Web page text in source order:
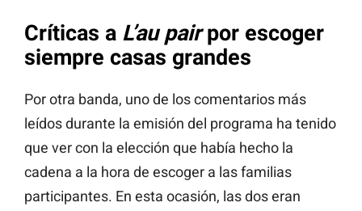
Críticas a L’au pairpor escoger
siempre casas grandes
Por otra banda, uno de los comentarios más
leídos durante la emisión del programa ha tenido
que ver con la elección que había hecho la
cadena a la hora de escoger a las familias
participantes. En esta ocasión, las dos eran